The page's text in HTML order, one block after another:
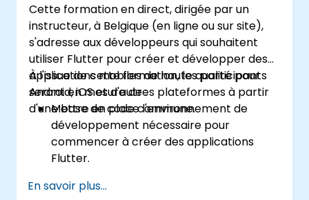
Cette formation en direct, dirigée par un
instructeur, à Belgique (en ligne ou sur site),
s'adresse aux développeurs qui souhaitent
utiliser Flutter pour créer et développer des
applications mobiles de haute qualité pour
Android, iOS et d'autres plateformes à partir
d'une base de code commune.
À l'issue de cette formation, les participants
seront en mesure de :
Mettre en place l'environnement de
développement nécessaire pour
commencer à créer des applications
Flutter.
Dart pour développer le code de
En savoir plus...